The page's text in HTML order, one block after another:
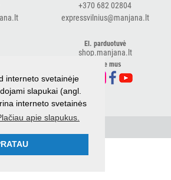
+370 682 02804
expressvilnius@manjana.lt
El. parduotuvė
shop.manjana.lt
Sekite mus
interneto svetainėje
slapukai (angl.
interneto svetainės
apie slapukus.